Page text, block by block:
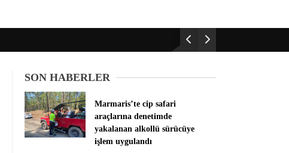
SON HABERLER
Marmaris’te cip safari
araçlarına denetimde
yakalanan alkollü sürücüye
işlem uygulandı